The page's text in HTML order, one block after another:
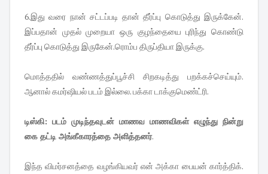
6.இது வரை நான் சட்டப்படி தான் தீர்ப்பு கொடுத்து இருக்கேன்.
இப்பதான் முதல் முறையா ஒரு குழந்தையை புரிந்து கொண்டு
தீர்ப்பு கொடுத்து இருகேன்.ரொம்ப திருப்தியா இருக்கு.
மொத்ததில் வண்ணத்துப்பூச்சி சிறகடித்து பறக்கச்செய்யும்.
ஆனால் கமர்ஷியல் படம் இல்லை. பக்கா டாக்குமெண்ட்ரி.
டிஸ்கி: படம் முடிந்தவுடன் மாணவ மாணவிகள் எழுந்து நின்று
கை தட்டி அங்கீகாரத்தை அளித்தனர்.
இந்த விமர்சனத்தை வழங்கியவர் என் அக்கா பையன் கார்த்திக்.